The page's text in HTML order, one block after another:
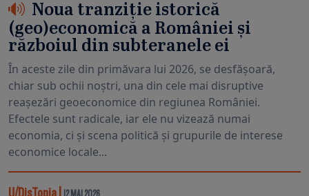
Noua tranziție istorică
(geo)economică a României și
războiul din subteranele ei
În aceste zile din primăvara lui 2026, se desfășoară,
chiar sub ochii noștri, una din cele mai disruptive
reașezări geoeconomice din regiunea României.
Efectele sunt radicale, iar ele nu vizează numai
economia, ci și scena politică și grupurile de interese
economice locale...
U/DisTopia 12 MAI 2026